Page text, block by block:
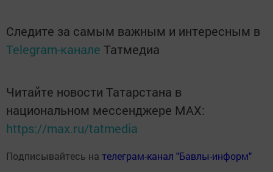
Следите за самым важным и интересным в
Telegram-канале Татмедиа
Читайте новости Татарстана в
национальном мессенджере MАХ:
https://max.ru/tatmedia
Подписывайтесь на телеграм-канал "Бавлы-информ"